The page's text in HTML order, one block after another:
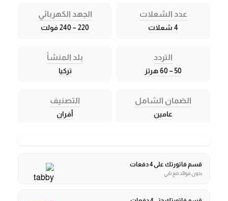
عدد الشعلات
4 شعلات
الجهد الكهربائي
220 – 240 فولت
التردد
50 – 60 هرتز
بلد المنشأ
تركيا
الضمان الشامل
عامين
التصنيف
أفران
قسم فاتورتك على 4 دفعات
بدون فوائد مع تابي